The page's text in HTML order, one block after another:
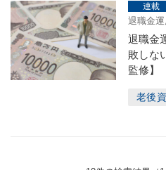
連載
退職金
退職金
敗しな
監修】
老後